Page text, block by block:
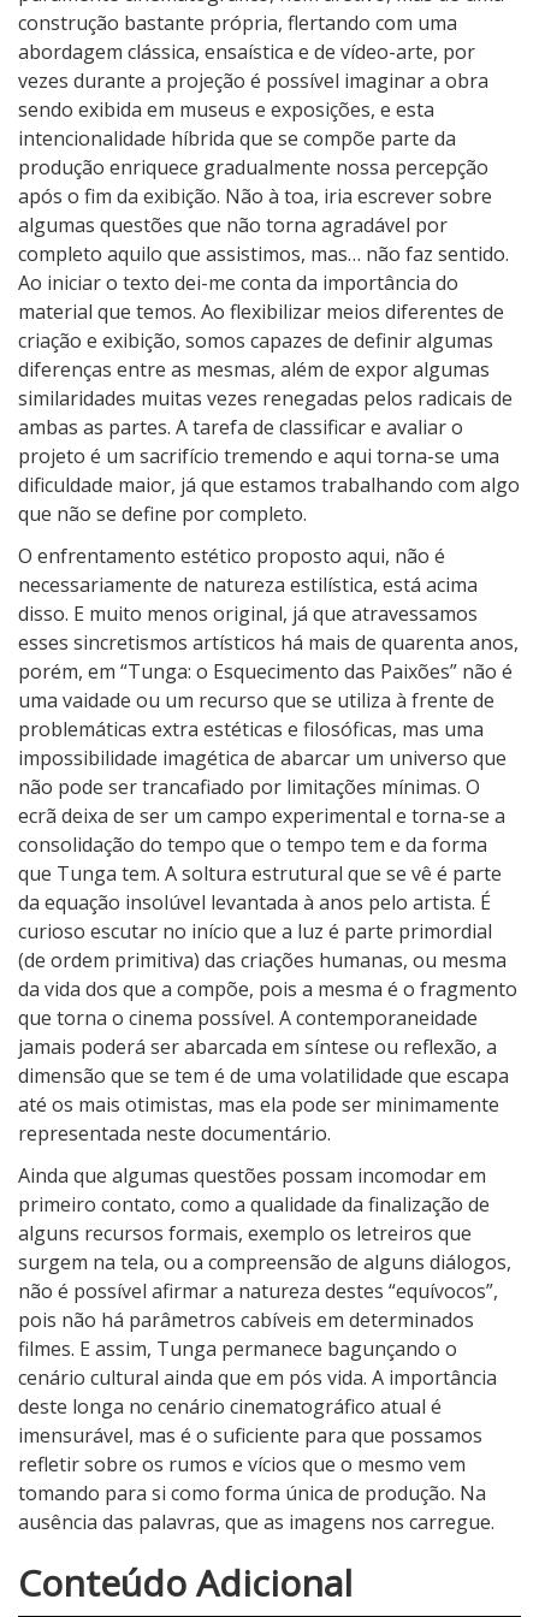
construção bastante própria, flertando com uma
abordagem clássica, ensaística e de vídeo-arte, por
vezes durante a projeção é possível imaginar a obra
sendo exibida em museus e exposições, e esta
intencionalidade híbrida que se compõe parte da
produção enriquece gradualmente nossa percepção
após o fim da exibição. Não à toa, iria escrever sobre
algumas questões que não torna agradável por
completo aquilo que assistimos, mas… não faz sentido.
Ao iniciar o texto dei-me conta da importância do
material que temos. Ao flexibilizar meios diferentes de
criação e exibição, somos capazes de definir algumas
diferenças entre as mesmas, além de expor algumas
similaridades muitas vezes renegadas pelos radicais de
ambas as partes. A tarefa de classificar e avaliar o
projeto é um sacrifício tremendo e aqui torna-se uma
dificuldade maior, já que estamos trabalhando com algo
que não se define por completo.
O enfrentamento estético proposto aqui, não é
necessariamente de natureza estilística, está acima
disso. E muito menos original, já que atravessamos
esses sincretismos artísticos há mais de quarenta anos,
porém, em “Tunga: o Esquecimento das Paixões” não é
uma vaidade ou um recurso que se utiliza à frente de
problemáticas extra estéticas e filosóficas, mas uma
impossibilidade imagética de abarcar um universo que
não pode ser trancafiado por limitações mínimas. O
ecrã deixa de ser um campo experimental e torna-se a
consolidação do tempo que o tempo tem e da forma
que Tunga tem. A soltura estrutural que se vê é parte
da equação insolúvel levantada à anos pelo artista. É
curioso escutar no início que a luz é parte primordial
(de ordem primitiva) das criações humanas, ou mesma
da vida dos que a compõe, pois a mesma é o fragmento
que torna o cinema possível. A contemporaneidade
jamais poderá ser abarcada em síntese ou reflexão, a
dimensão que se tem é de uma volatilidade que escapa
até os mais otimistas, mas ela pode ser minimamente
representada neste documentário.
Ainda que algumas questões possam incomodar em
primeiro contato, como a qualidade da finalização de
alguns recursos formais, exemplo os letreiros que
surgem na tela, ou a compreensão de alguns diálogos,
não é possível afirmar a natureza destes “equívocos”,
pois não há parâmetros cabíveis em determinados
filmes. E assim, Tunga permanece bagunçando o
cenário cultural ainda que em pós vida. A importância
deste longa no cenário cinematográfico atual é
imensurável, mas é o suficiente para que possamos
refletir sobre os rumos e vícios que o mesmo vem
tomando para si como forma única de produção. Na
ausência das palavras, que as imagens nos carregue.
N
Conteúdo Adicional